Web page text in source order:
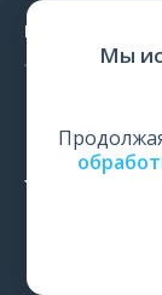
Системные
Поверка и
Продукты
ЭМГ
ИОМ
© Все права
Мы